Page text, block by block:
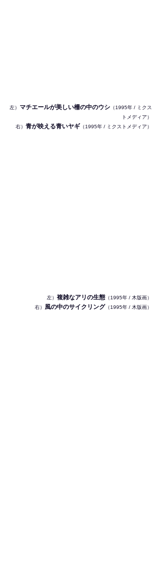
左） マチエールが美しい柵の中のウシ （1995年 / ミクス
トメディア）
右） 青が映える青いヤギ （1995年 / ミクストメディア）
左） 複雑なアリの生態 （1995年 / 木版画）
右） 風の中のサイクリング （1995年 / 木版画）